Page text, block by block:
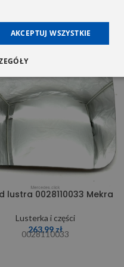
lustra 0028110033 Mekra
Lusterka i części
263,99 zł
0028110033
AKCEPTUJ WSZYSTKIE